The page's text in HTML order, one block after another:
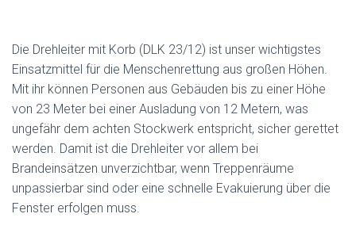
Die Drehleiter mit Korb (DLK 23/12) ist unser wichtigstes
Einsatzmittel für die Menschenrettung aus großen Höhen.
Mit ihr können Personen aus Gebäuden bis zu einer Höhe
von 23 Meter bei einer Ausladung von 12 Metern, was
ungefähr dem achten Stockwerk entspricht, sicher gerettet
werden. Damit ist die Drehleiter vor allem bei
Brandeinsätzen unverzichtbar, wenn Treppenräume
unpassierbar sind oder eine schnelle Evakuierung über die
Fenster erfolgen muss.